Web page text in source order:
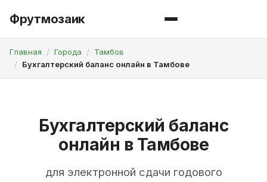
Фрутмозаик
Главная Города
Тамбов
Бухгалтерский баланс онлайн в Тамбове
Бухгалтерский баланс
онлайн в Тамбове
для электронной сдачи годового